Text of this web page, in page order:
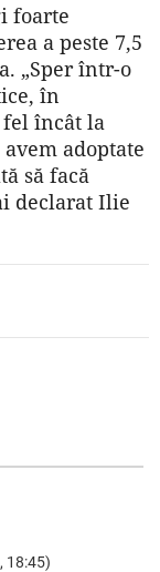
foarte
a peste 7,5
„Sper într-o
în
fel încât la
adoptate
să facă
declarat Ilie
18:45)